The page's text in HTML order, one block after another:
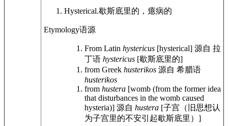
Hysterical.歇斯底里的，癔病的
Etymology语源
From Latin hystericus [hysterical] 源自 拉
丁语 hystericus [歇斯底里的]
from Greek husterikos 源自 希腊语
husterikos
from hustera [womb (from the former idea
that disturbances in the womb caused
hysteria)] 源自 hustera [子宫（旧思想认
为子宫里的不安引起歇斯底里）]